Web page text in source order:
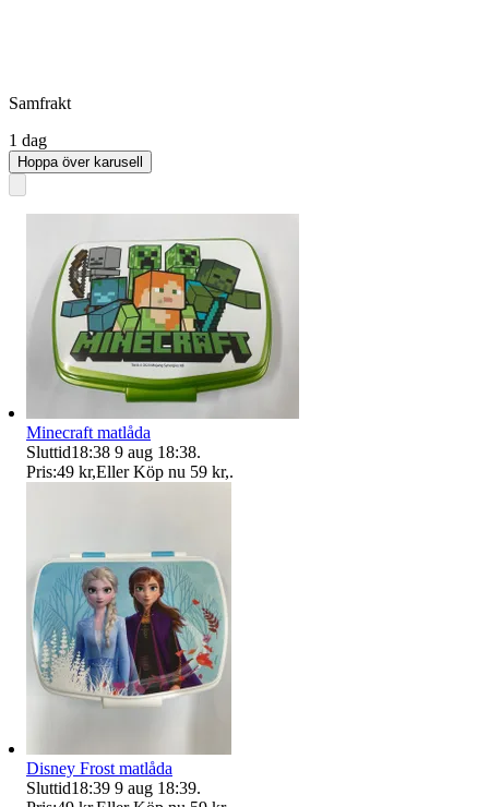
Samfrakt
1 dag
Hoppa över karusell
Minecraft matlåda
Sluttid18:38 9 aug 18:38.
Pris:49 kr,Eller Köp nu 59 kr,.
Disney Frost matlåda
Sluttid18:39 9 aug 18:39.